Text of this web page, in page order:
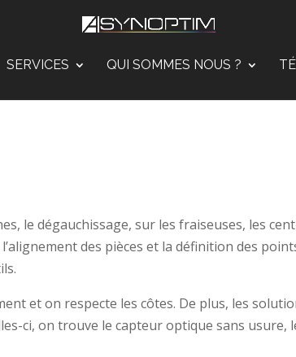
SERVICES QUI SOMMES NOUS ?
le dégauchissage, sur les fraiseuses, les
des pièces et la définition des
et on respecte les côtes. De plus, les
ci, on trouve le capteur optique sans